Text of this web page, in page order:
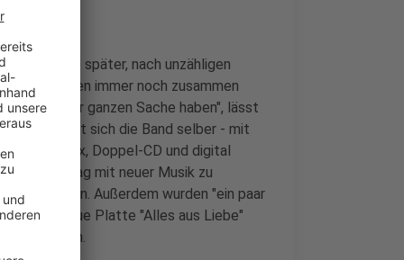
40 Jahre später, nach unzähligen
und Pannen immer noch zusammen
an der ganzen Sache haben", lässt
beschenkt sich die Band selber - mit
LP-Box, Doppel-CD und digital
Geburtstag mit neuer Musik zu
worden. Außerdem wurden "ein paar
die neue Platte "Alles aus Liebe"
anhören.